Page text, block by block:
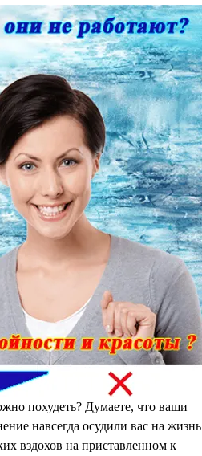
похудеть? Думаете, что ваши
навсегда осудили вас на жизнь
вздохов на приставленном к